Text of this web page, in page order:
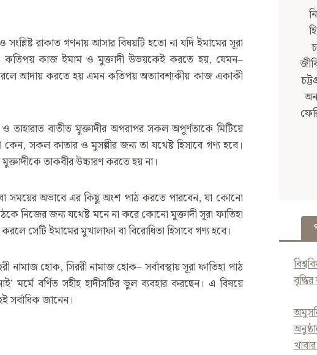
রাকাত গণনায় আসার বিষয়টি হতো না যদি ইমামের সূরা
কতিপয় কাজ ইমাম ও মুক্তাদী উভয়কেই করতে হয়, যেমন–
আদায় করতে হয় এমন কতিপয় অত্যাবশ্যকীয় কাজ একাকী
তাহারাত ব্যতীত মুক্তাদীর অপরাপর সকল অপূর্ণতাকে মিটিয়ে
সকল কাতার ও মুসল্লীর জন্য তা যথেষ্ট হিসাবে গণ্য হবে।
তাকবীর উচ্চারণ করতে হয় না।
বা সময়ের অভাবে এর কিছু অংশ পাঠ করতে পারবেন, যা কোনো
নিজের জন্য যথেষ্ট মনে না করে কোনো মুক্তাদী সূরা ফাতিহা
সেটি ইমামের মুখালাফা বা বিরোধিতা হিসাবে গণ্য হবে।
হোক, সিররী নামাজ হোক– সর্বাবস্থায় সূরা ফাতিহা পাঠ
মর্মে বর্ণিত সহীহ হাদীসটির ভুল ব্যবহার করছেন। এ বিষয়ে
জানেন।